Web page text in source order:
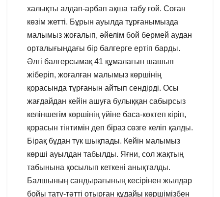
халықты алдап-арбап ақша табу ғой. Соған
көзім жетті. Бұрын ауылда тұрғанымызда
малымыз жоғалып, әйелім бой бермей аудан
орталығындағы бір балгерге ертіп барды.
Әлгі балгерсымақ 41 құмалағын шашып
жіберіп, жоғалған малымыз көршінің
қорасында тұрғанын айтып сендірді. Осы
жағдайдан кейін ашуға булыққан сабырсыз
келіншегім көршінің үйіне баса-көктеп кіріп,
қорасын тінтимін деп біраз сөзге келіп қалды.
Бірақ бұдан түк шықпады. Кейін малымыз
көрші ауылдан табылды. Яғни, сол жақтың
табынына қосылып кеткені анықталды.
Балшының сандырағының кесірінен жылдар
бойы тату-тәтті отырған құдайы көршімізбен